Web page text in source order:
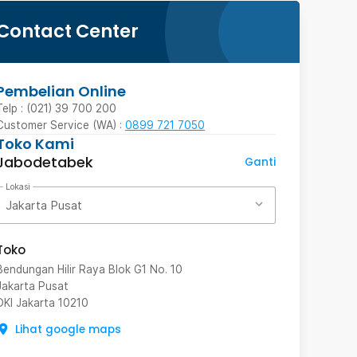
Center
Online
: (021) 39 700 200
Service (WA) : 0899 721 7050
Kami
Ganti
Lokasi
Jakarta Pusat
Hilir Raya Blok G1 No. 10
Pusat
Jakarta 10210
Lihat google maps